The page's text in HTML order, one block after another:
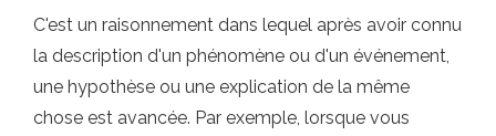
C'est un raisonnement dans lequel après avoir connu
la description d'un phénomène ou d'un événement,
une hypothèse ou une explication de la même
chose est avancée. Par exemple, lorsque vous